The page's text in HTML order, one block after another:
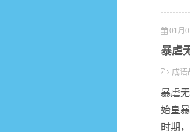
01月
暴虐
成语
暴虐
始皇
时期